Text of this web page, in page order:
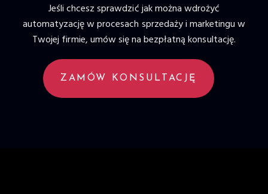
Jeśli chcesz sprawdzić jak można wdrożyć
automatyzację w procesach sprzedaży i marketingu w
Twojej firmie, umów się na bezpłatną konsultację.
ZAMÓW KONSULTACJĘ